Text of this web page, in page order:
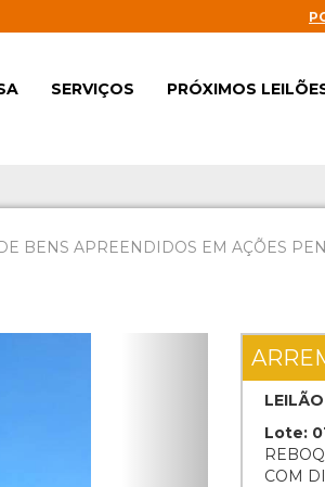
SERVIÇOS PRÓXIMOS
BENS APREENDIDOS EM AÇÕES
Lote:
COM